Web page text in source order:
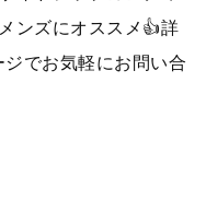
ンズにオススメ👍詳
でお気軽にお問い合